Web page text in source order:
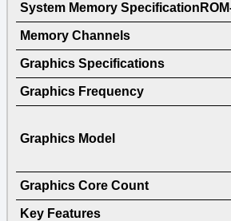
System Memory
Memory Channels
Graphics Specifications
Graphics Frequency
Graphics Model
Graphics Core Count
Key Features